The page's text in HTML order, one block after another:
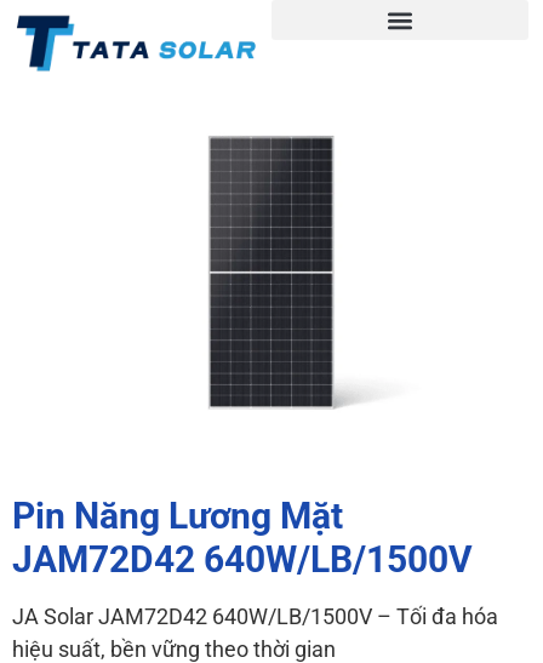
Pin Năng Lương Mặt
JAM72D42 640W/LB/1500V
JA Solar JAM72D42 640W/LB/1500V – Tối đa hóa
hiệu suất, bền vững theo thời gian